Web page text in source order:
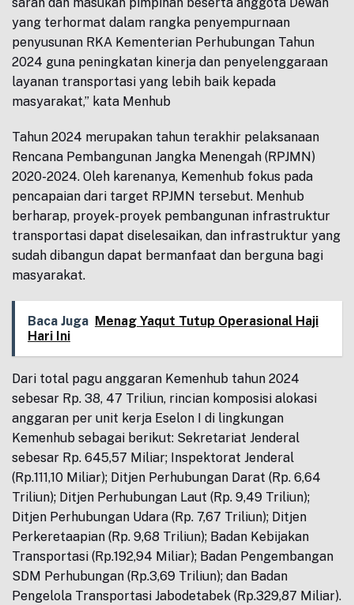
yang terhormat dalam rangka penyempurnaan
penyusunan RKA Kementerian Perhubungan Tahun
2024 guna peningkatan kinerja dan penyelenggaraan
layanan transportasi yang lebih baik kepada
masyarakat,” kata Menhub
Tahun 2024 merupakan tahun terakhir pelaksanaan
Rencana Pembangunan Jangka Menengah (RPJMN)
2020-2024. Oleh karenanya, Kemenhub fokus pada
pencapaian dari target RPJMN tersebut. Menhub
berharap, proyek-proyek pembangunan infrastruktur
transportasi dapat diselesaikan, dan infrastruktur yang
sudah dibangun dapat bermanfaat dan berguna bagi
masyarakat.
Baca Juga Menag Yaqut Tutup Operasional Haji
Hari Ini
Dari total pagu anggaran Kemenhub tahun 2024
sebesar Rp. 38, 47 Triliun, rincian komposisi alokasi
anggaran per unit kerja Eselon I di lingkungan
Kemenhub sebagai berikut: Sekretariat Jenderal
sebesar Rp. 645,57 Miliar; Inspektorat Jenderal
(Rp.111,10 Miliar); Ditjen Perhubungan Darat (Rp. 6,64
Triliun); Ditjen Perhubungan Laut (Rp. 9,49 Triliun);
Ditjen Perhubungan Udara (Rp. 7,67 Triliun); Ditjen
Perkeretaapian (Rp. 9,68 Triliun); Badan Kebijakan
Transportasi (Rp.192,94 Miliar); Badan Pengembangan
SDM Perhubungan (Rp.3,69 Triliun); dan Badan
Pengelola Transportasi Jabodetabek (Rp.329,87 Miliar).